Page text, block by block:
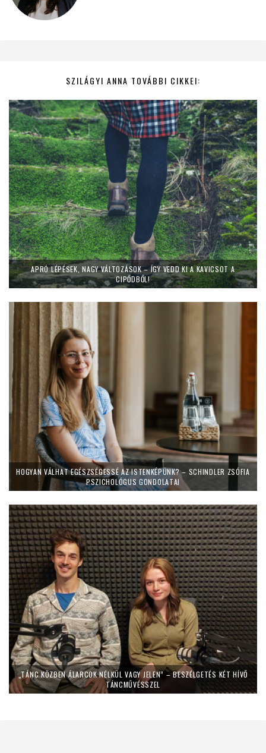
SZILÁGYI ANNA TOVÁBBI CIKKEI:
APRÓ LÉPÉSEK, NAGY VÁLTOZÁSOK – ÍGY VEDD KI A KAVICSOT A
CIPŐDBŐL!
HOGYAN VÁLHAT EGÉSZSÉGESSÉ AZ ISTENKÉPÜNK? – SCHINDLER ZSÓFIA
PSZICHOLÓGUS GONDOLATAI
„TÁNC KÖZBEN ÁLARCOK NÉLKÜL VAGY JELEN” – BESZÉLGETÉS KÉT HÍVŐ
TÁNCMŰVÉSSZEL